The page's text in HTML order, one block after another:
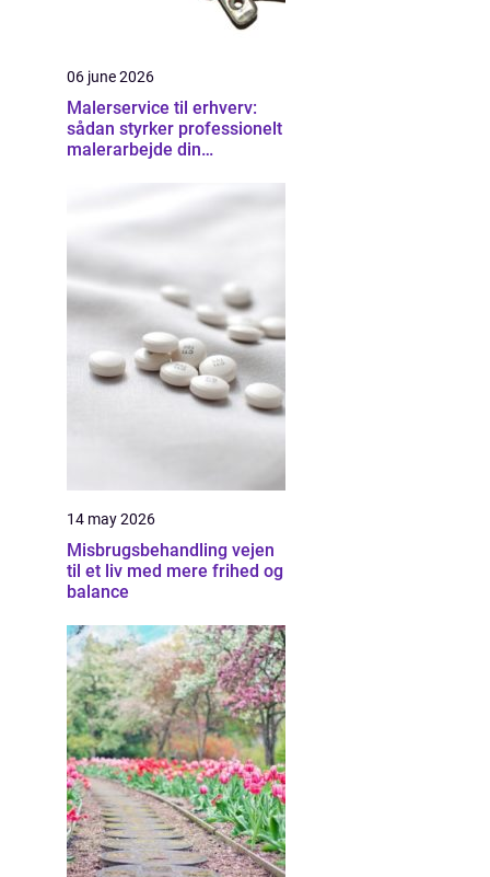
06 june 2026
Malerservice til erhverv:
sådan styrker professionelt
malerarbejde din
14 may 2026
Misbrugsbehandling vejen
til et liv med mere frihed og
balance